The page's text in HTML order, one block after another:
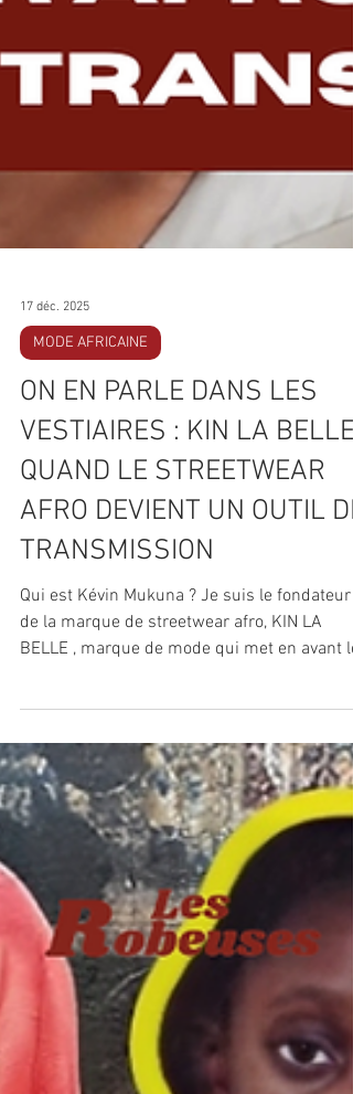
17 déc. 2025
MODE AFRICAINE
ON EN PARLE DANS LES
VESTIAIRES : KIN LA BELLE,
QUAND LE STREETWEAR
AFRO DEVIENT UN OUTIL DE
de la marque de streetwear afro, KIN LA
BELLE , marque de mode qui met en avant le
Congo et l'Afrique. Mais à part ça, je suis
quelqu'un qui adore la culture de manière
générale, le sport et surtout le cinéma et la
musique. Je suis d'origine congolaise donc à
force d'avoir baigné dans les cds de Koffi
Olomide, Papa Wemba ou encore Franco,
j'étais obligé d'être un fan de musique.
et comment est née Kin La Belle ? Quel
souvenir